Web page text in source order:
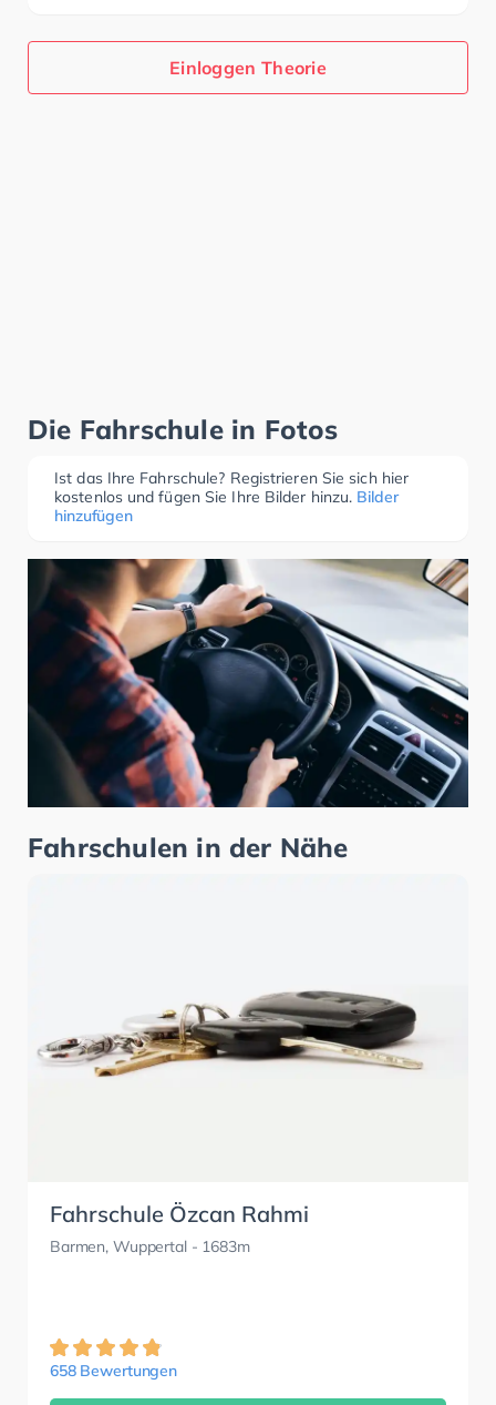
Einloggen Theorie
Die Fahrschule in Fotos
Ist das Ihre Fahrschule? Registrieren Sie sich hier
kostenlos und fügen Sie Ihre Bilder hinzu. Bilder
hinzufügen
Fahrschulen in der Nähe
Fahrschule Özcan Rahmi
Barmen, Wuppertal- 1683m
658 Bewertungen